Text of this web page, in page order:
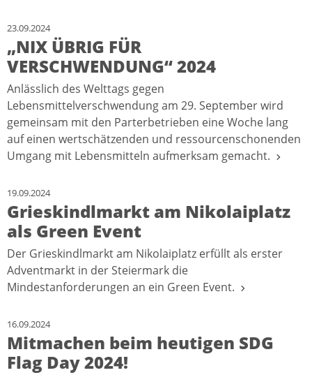
23.09.2024
„NIX ÜBRIG FÜR
VERSCHWENDUNG“ 2024
Anlässlich des Welttags gegen
Lebensmittelverschwendung am 29. September wird
gemeinsam mit den Parterbetrieben eine Woche lang
auf einen wertschätzenden und ressourcenschonenden
Umgang mit Lebensmitteln aufmerksam gemacht.
19.09.2024
Grieskindlmarkt am Nikolaiplatz
als Green Event
Der Grieskindlmarkt am Nikolaiplatz erfüllt als erster
Adventmarkt in der Steiermark die
Mindestanforderungen an ein Green Event.
16.09.2024
Mitmachen beim heutigen SDG
Flag Day 2024!